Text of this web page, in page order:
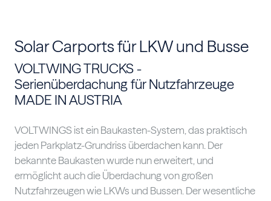
Solar Carports für LKW und Busse
VOLTWING TRUCKS -
Serienüberdachung für Nutzfahrzeuge
MADE IN AUSTRIA
VOLTWINGS ist ein Baukasten-System, das praktisch
jeden Parkplatz-Grundriss überdachen kann. Der
bekannte Baukasten wurde nun erweitert, und
ermöglicht auch die Überdachung von großen
Nutzfahrzeugen wie LKWs und Bussen. Der wesentliche